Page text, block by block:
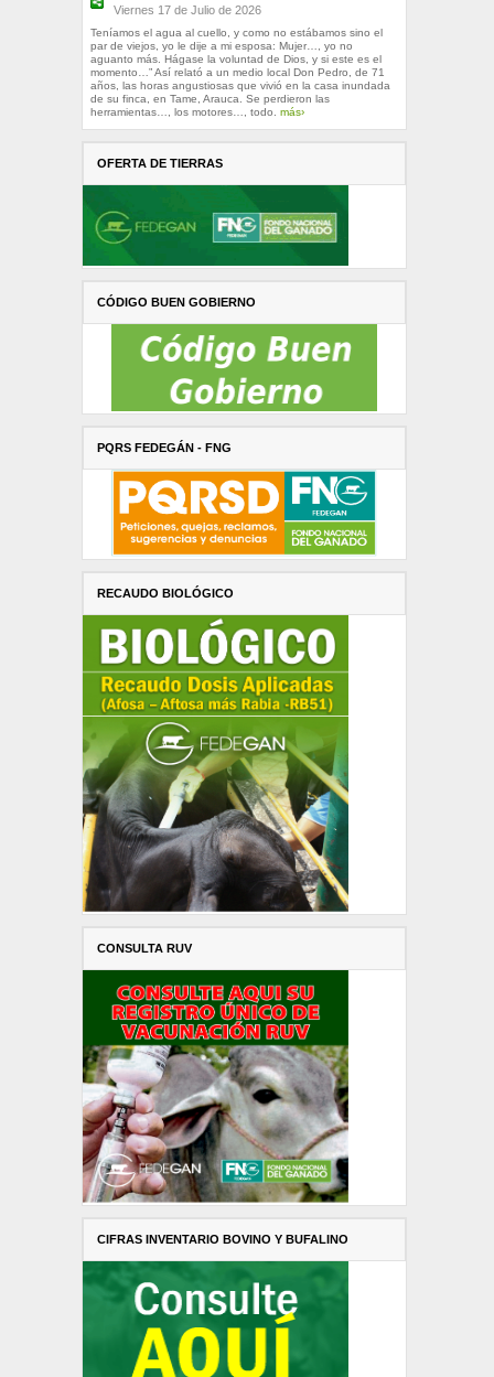
Viernes 17 de Julio de 2026
Teníamos el agua al cuello, y como no estábamos sino el
par de viejos, yo le dije a mi esposa: Mujer…, yo no
aguanto más. Hágase la voluntad de Dios, y si este es el
momento…” Así relató a un medio local Don Pedro, de 71
años, las horas angustiosas que vivió en la casa inundada
de su finca, en Tame, Arauca. Se perdieron las
herramientas…, los motores…, todo. más›
OFERTA DE TIERRAS
CÓDIGO BUEN GOBIERNO
PQRS FEDEGÁN - FNG
RECAUDO BIOLÓGICO
CONSULTA RUV
CIFRAS INVENTARIO BOVINO Y BUFALINO